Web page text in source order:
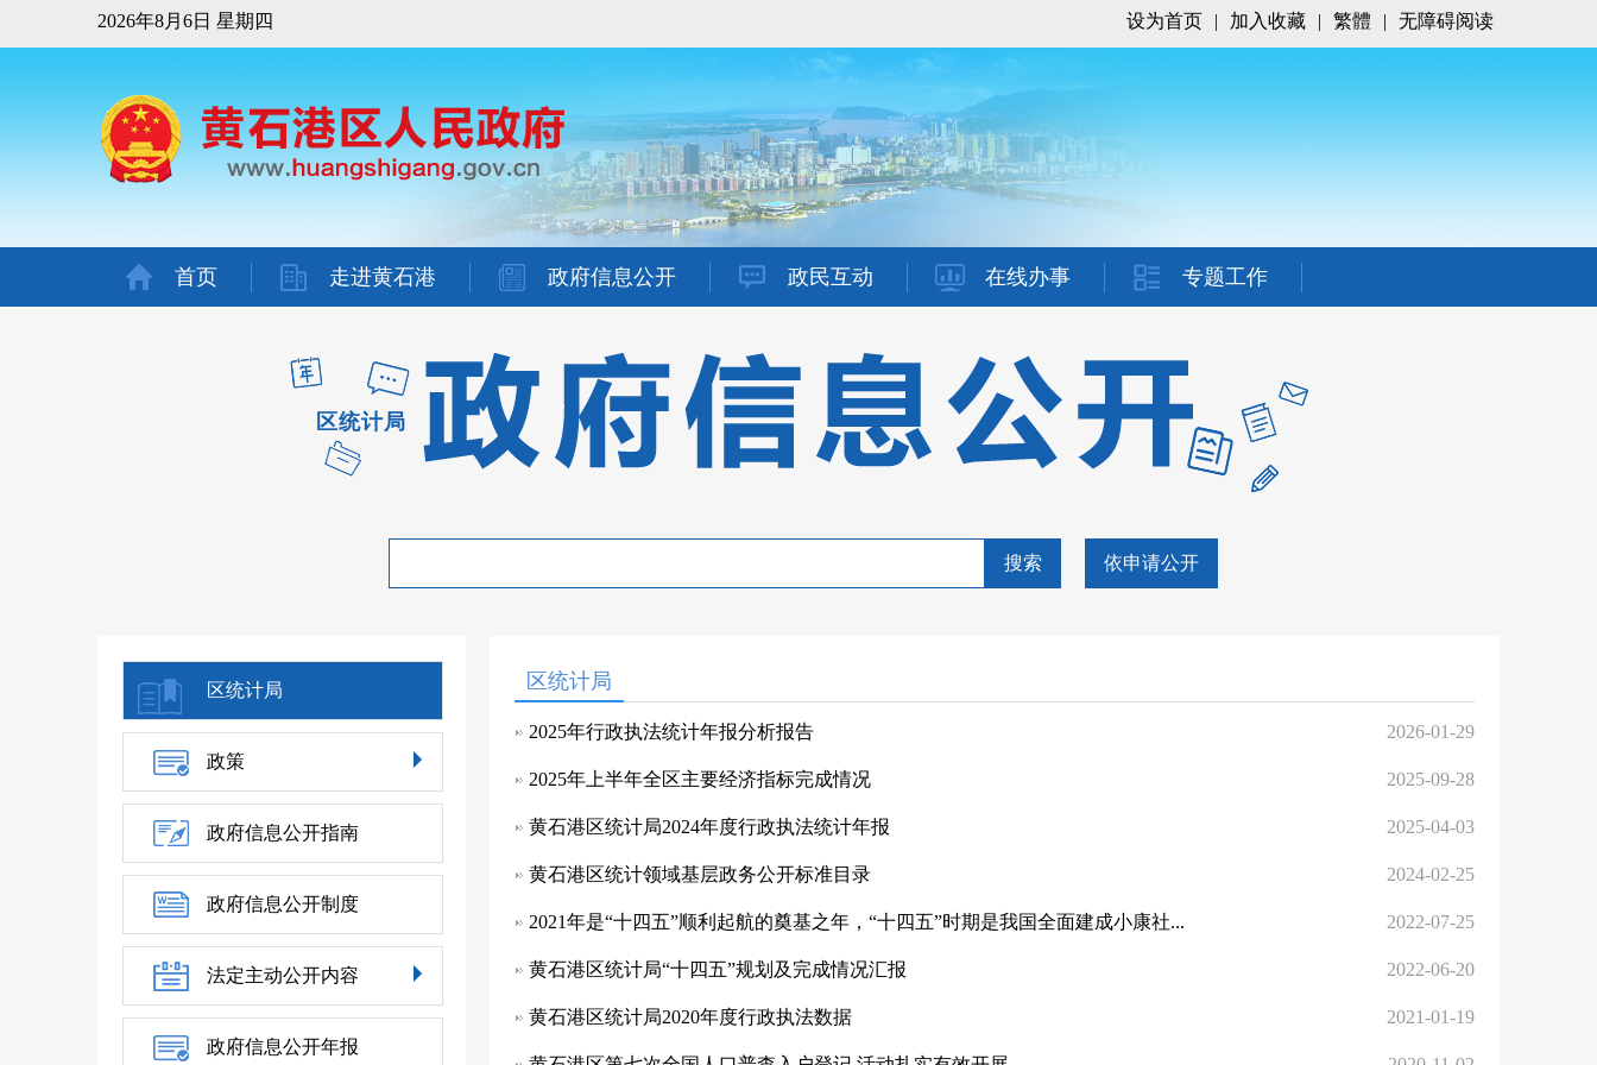
2026年8月6日 星期四 设为首页 | 加入收藏 | 繁體 | 无障碍阅读
首页 走进黄石港 政府信息公开 政民互动 在线办事 专题工作
区统计局
搜索 依申请公开
区统计局
政策
政府信息公开指南
政府信息公开制度
法定主动公开内容
政府信息公开年报
区统计局
2025年行政执法统计年报分析报告 2026-01-29
2025年上半年全区主要经济指标完成情况 2025-09-28
黄石港区统计局2024年度行政执法统计年报 2025-04-03
黄石港区统计领域基层政务公开标准目录 2024-02-25
2021年是“十四五”顺利起航的奠基之年，“十四五”时期是我国全面建成小康社... 2022-07-25
黄石港区统计局“十四五”规划及完成情况汇报 2022-06-20
黄石港区统计局2020年度行政执法数据 2021-01-19